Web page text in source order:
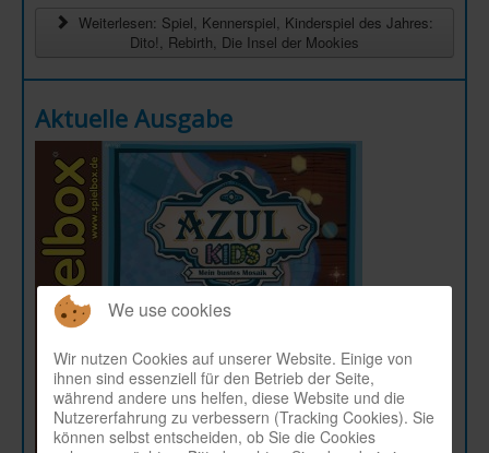
Weiterlesen: Spiel, Kennerspiel, Kinderspiel des Jahres:
Dito!, Rebirth, Die Insel der Mookies
Aktuelle Ausgabe
We use cookies
Wir nutzen Cookies auf unserer Website. Einige von
ihnen sind essenziell für den Betrieb der Seite,
während andere uns helfen, diese Website und die
Nutzererfahrung zu verbessern (Tracking Cookies). Sie
können selbst entscheiden, ob Sie die Cookies